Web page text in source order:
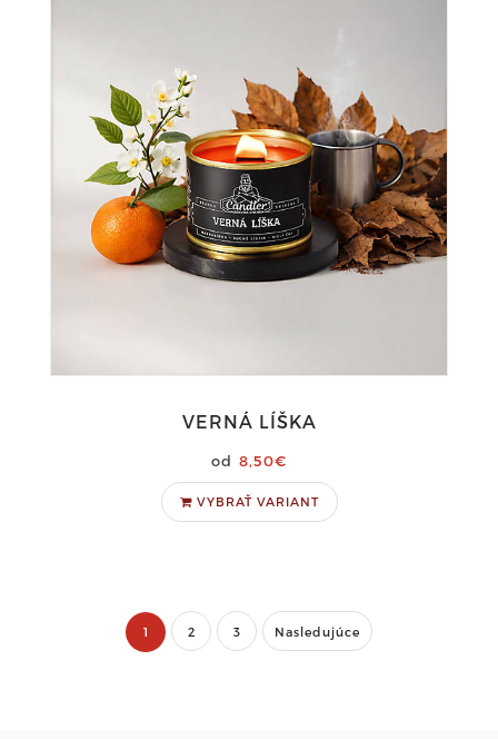
VERNÁ LÍŠKA
8,50€
VYBRAŤ VARIANT
1 2 3 Nasledujúce